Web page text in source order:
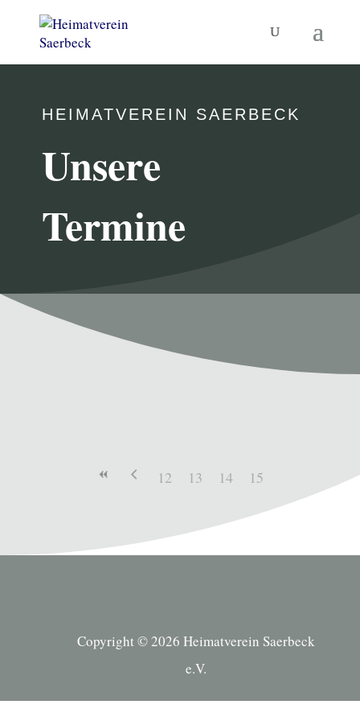
HEIMATVEREIN SAERBECK
Unsere
Termine
12 13 14 15
Copyright © 2026 Heimatverein Saerbeck
e.V.